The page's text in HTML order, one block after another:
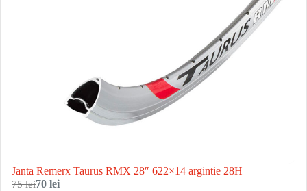
Janta Remerx Taurus RMX 28″ 622×14 argintie 28H
75 lei70 lei